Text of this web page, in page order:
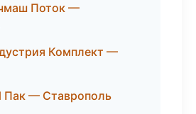
Поток —
Комплект —
Пак — Ставрополь